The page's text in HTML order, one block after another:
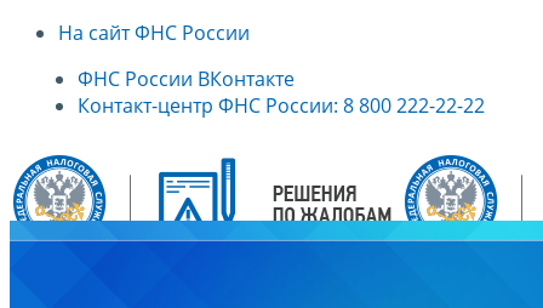
На сайт ФНС России
ФНС России ВКонтакте
Контакт-центр ФНС России: 8 800 222-22-22